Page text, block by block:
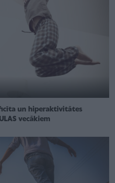
un hiperaktivitātes
vecākiem